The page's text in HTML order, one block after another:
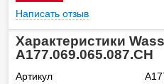
Написать отзыв
Характеристики
A177.069.065.087.CH
Артикул